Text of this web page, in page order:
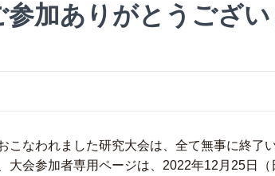
加ありがとうござ
こなわれました研究大会は、全て無事に終了
大会参加者専用ページは、2022年12月25日